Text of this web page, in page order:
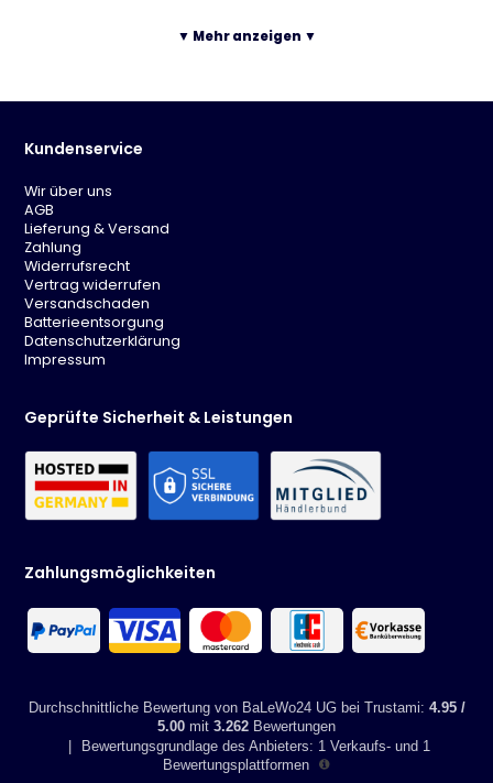
Die Oberfläche besteht aus einer Acryllaminierung, die anschließend
mit einer 1.2mm dicken, kratzfesten Schutzschicht überzogen wird.
besondere an den Kanten. Unsere Schubladen sind mit hochwertige
komplett gefertigt aus hochwertigem MDF
hochwertige, versiegelte Acryloberfläche
wasserresistent und leicht zu reinigen
inkl. Unterschrank mit einer großen Schublade
inkl. zusätzlicher Innenschublabe
Schubladen mit SoftClose Funktion
Spiegelschrank mit LED-Beleuchtung (1 x 6 W)
Energiekennung: Dieser Spiegelschrank enthält eingebaute LED-
mit Touchsensor
Abmessungen Unterschrank: 60x45x48 cm
Abmessungen Spiegelschrank: 46x72x14 cm
▼ Mehr anzeigen ▼
Kundenservice
Wir über uns
AGB
Lieferung & Versand
Zahlung
Widerrufsrecht
Vertrag widerrufen
Versandschaden
Batterieentsorgung
Datenschutzerklärung
Impressum
Geprüfte Sicherheit & Leistungen
Zahlungsmöglichkeiten
Durchschnittliche Bewertung von BaLeWo24 UG bei Trustami: 4.95 /
5.00 mit 3.262 Bewertungen
Bewertungsgrundlage des Anbieters: 1 Verkaufs- und 1
Bewertungsplattformen